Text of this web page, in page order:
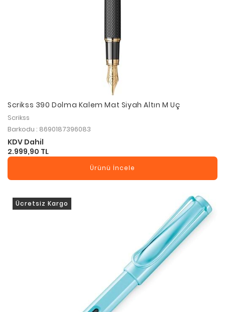
Scrikss 390 Dolma Kalem Mat Siyah Altın M Uç
Scrikss
Barkodu : 8690187396083
KDV Dahil
2.999,90 TL
Ürünü İncele
Ücretsiz Kargo